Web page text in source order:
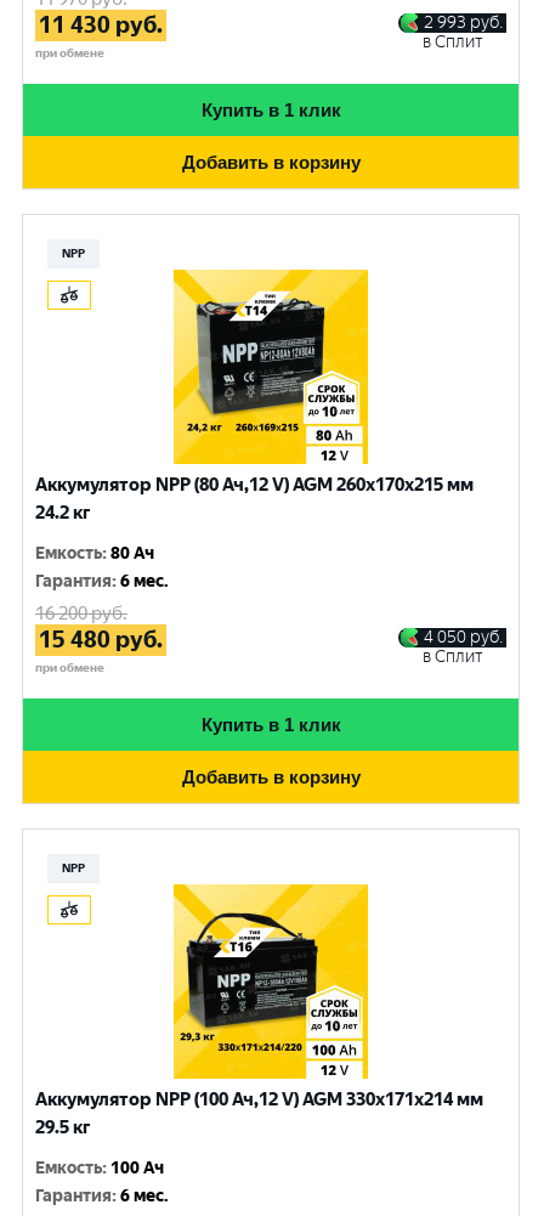
11 430 руб.
при обмене
2 993 руб.
в Сплит
Купить в 1 клик
Добавить в корзину
NPP
Аккумулятор NPP (80 Ач,12 V) AGM 260x170x215 мм
24.2 кг
Емкость:80 Ач
Гарантия:6 мес.
16 200руб.
15 480 руб.
при обмене
4 050 руб.
в Сплит
Купить в 1 клик
Добавить в корзину
NPP
Аккумулятор NPP (100 Ач,12 V) AGM 330x171x214 мм
29.5 кг
Емкость: 100 Ач
Гарантия:6 мес.